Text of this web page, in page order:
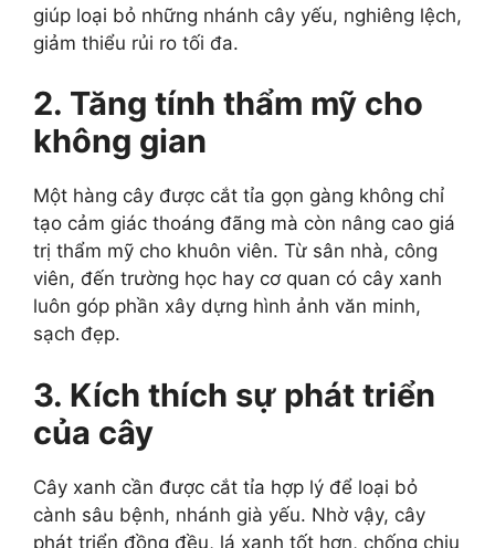
giúp loại bỏ những nhánh cây yếu, nghiêng lệch,
giảm thiểu rủi ro tối đa.
2. Tăng tính thẩm mỹ cho
không gian
Một hàng cây được cắt tỉa gọn gàng không chỉ
tạo cảm giác thoáng đãng mà còn nâng cao giá
trị thẩm mỹ cho khuôn viên. Từ sân nhà, công
viên, đến trường học hay cơ quan có cây xanh
luôn góp phần xây dựng hình ảnh văn minh,
sạch đẹp.
3. Kích thích sự phát triển
của cây
Cây xanh cần được cắt tỉa hợp lý để loại bỏ
cành sâu bệnh, nhánh già yếu. Nhờ vậy, cây
phát triển đồng đều, lá xanh tốt hơn, chống chịu